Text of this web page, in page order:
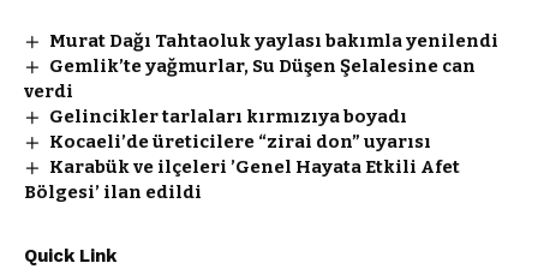
Murat Dağı Tahtaoluk yaylası bakımla yenilendi
Gemlik’te yağmurlar, Su Düşen Şelalesine can
verdi
Gelincikler tarlaları kırmızıya boyadı
Kocaeli’de üreticilere “zirai don” uyarısı
Karabük ve ilçeleri ’Genel Hayata Etkili Afet
Bölgesi’ ilan edildi
Quick Link